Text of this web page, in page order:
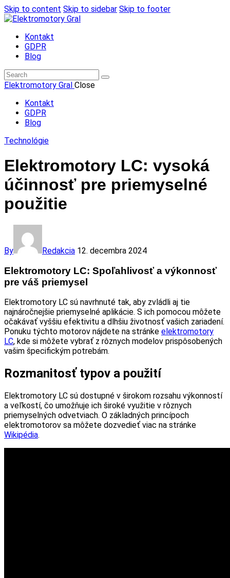
Skip to content Skip to sidebar Skip to footer
Kontakt
GDPR
Blog
Elektromotory Gral Close
Kontakt
GDPR
Blog
Technológie
Elektromotory LC: vysoká
účinnosť pre priemyselné
použitie
By Redakcia 12. decembra 2024
Elektromotory LC: Spoľahlivosť a výkonnosť
pre váš priemysel
Elektromotory LC sú navrhnuté tak, aby zvládli aj tie
najnáročnejšie priemyselné aplikácie. S ich pomocou môžete
očakávať vyššiu efektivitu a dlhšiu životnosť vašich zariadení.
Ponuku týchto motorov nájdete na stránke elektromotory
LC, kde si môžete vybrať z rôznych modelov prispôsobených
vašim špecifickým potrebám.
Rozmanitosť typov a použití
Elektromotory LC sú dostupné v širokom rozsahu výkonností
a veľkostí, čo umožňuje ich široké využitie v rôznych
priemyselných odvetviach. O základných princípoch
elektromotorov sa môžete dozvedieť viac na stránke
Wikipédia.